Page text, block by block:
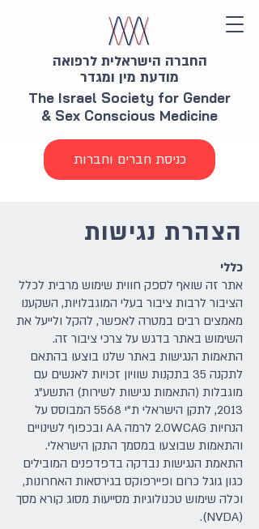
החברה הישראלית לרפואה
מודעת מין ומגדר
The Israel Society for Gender
& Sex Conscious Medicine
כניסת חברים וחברות
הצהרת נגישות
כללי​
אתר זה שואף לספק חווית שימוש מרבית לכלל
הציבור לרבות ציבור בעלי המוגבלויות, השקענו
מאמצים רבים במטרה לאפשר, להקל ולייעל את
השימוש באתר בדגש על צרכי ציבור זה.
התאמות הנגישות באתר שלנו בוצעו בהתאם
לתקנה 35 בתקנות שוויון זכויות לאנשים עם
מוגבלות (התאמות נגישות לשירות) התשע"ג
2013, לתקן הישראלי ת"י 5568 המבוסס על
הנחיות 2.0WCAG לרמה AA ובכפוף לשינויים
והתאמות שבוצעו במסמך התקן הישראלי.
התאמת הנגישות נבדקה בדפדפנים המובילים
כגון גוגל כרום ופיירפוקס בגירסאות האחרונות,
וכלה שימוש טכנולוגיות מסייעות מסוג קורא מסך
(NVDA).